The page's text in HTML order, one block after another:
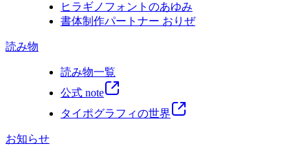
ヒラギノフォントのあゆみ
書体制作パートナー おりぜ
読み物
読み物一覧
公式 note
タイポグラフィの世界
お知らせ